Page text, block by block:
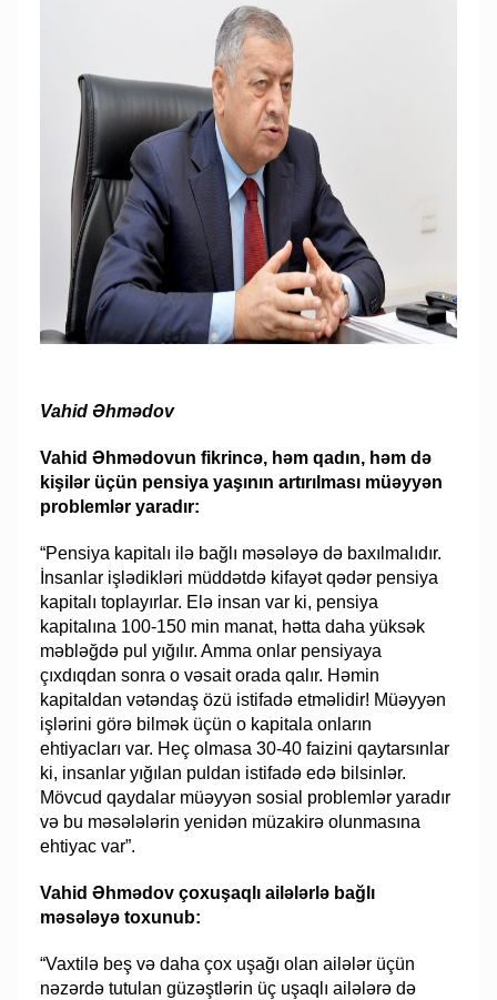
Vahid Əhmədov
Vahid Əhmədovun fikrincə, həm qadın, həm də
kişilər üçün pensiya yaşının artırılması müəyyən
problemlər yaradır:
“Pensiya kapitalı ilə bağlı məsələyə də baxılmalıdır.
İnsanlar işlədikləri müddətdə kifayət qədər pensiya
kapitalı toplayırlar. Elə insan var ki, pensiya
kapitalına 100-150 min manat, hətta daha yüksək
məbləğdə pul yığılır. Amma onlar pensiyaya
çıxdıqdan sonra o vəsait orada qalır. Həmin
kapitaldan vətəndaş özü istifadə etməlidir! Müəyyən
işlərini görə bilmək üçün o kapitala onların
ehtiyacları var. Heç olmasa 30-40 faizini qaytarsınlar
ki, insanlar yığılan puldan istifadə edə bilsinlər.
Mövcud qaydalar müəyyən sosial problemlər yaradır
və bu məsələlərin yenidən müzakirə olunmasına
ehtiyac var”.
Vahid Əhmədov çoxuşaqlı ailələrlə bağlı
məsələyə toxunub:
“Vaxtilə beş və daha çox uşağı olan ailələr üçün
nəzərdə tutulan güzəştlərin üç uşaqlı ailələrə də